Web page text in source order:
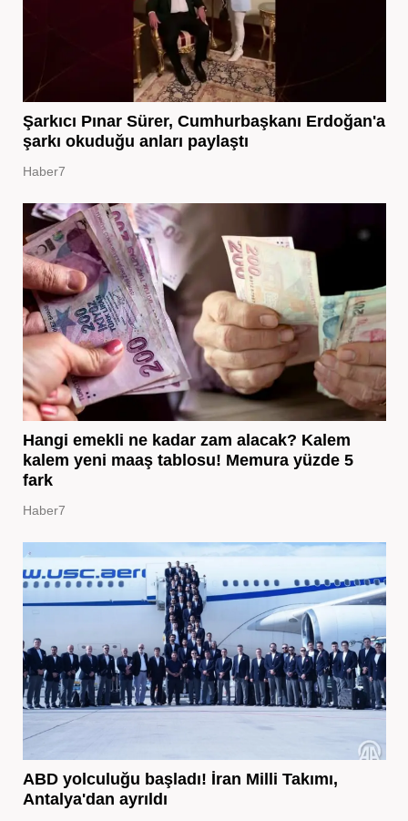
Şarkıcı Pınar Sürer, Cumhurbaşkanı Erdoğan'a
şarkı okuduğu anları paylaştı
Haber7
Hangi emekli ne kadar zam alacak? Kalem
kalem yeni maaş tablosu! Memura yüzde 5
fark
Haber7
ABD yolculuğu başladı! İran Milli Takımı,
Antalya'dan ayrıldı